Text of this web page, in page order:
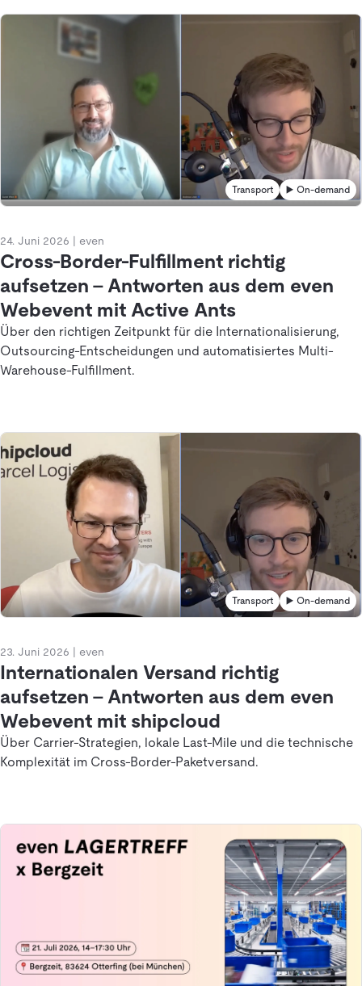
Transport ▶️ On-demand
24. Juni 2026 even
Cross-Border-Fulfillment richtig
aufsetzen – Antworten aus dem even
Webevent mit Active Ants
Über den richtigen Zeitpunkt für die Internationalisierung,
Outsourcing-Entscheidungen und automatisiertes Multi-
Warehouse-Fulfillment.
Transport ▶️ On-demand
23. Juni 2026 even
Internationalen Versand richtig
aufsetzen – Antworten aus dem even
Webevent mit shipcloud
Über Carrier-Strategien, lokale Last-Mile und die technische
Komplexität im Cross-Border-Paketversand.